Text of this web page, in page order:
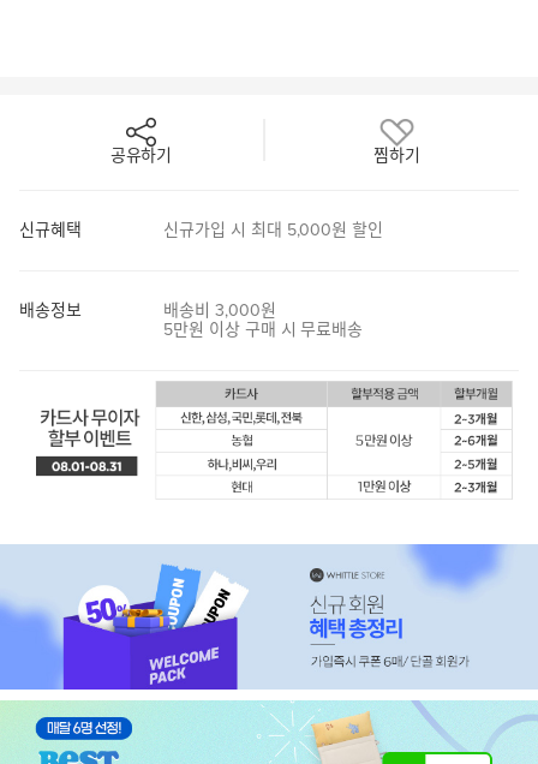
공유하기 찜하기
신규혜택 신규가입 시 최대 5,000원 할인
배송정보 배송비 3,000원
5만원 이상 구매 시 무료배송